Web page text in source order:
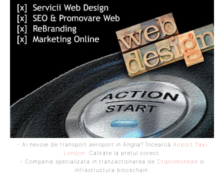
- Ai nevoie de transport aeroport in Anglia? Încearcă Airport Taxi
London . Calitate la prețul corect.
- Companie specializata in tranzactionarea de Criptomonede si
infrastructura blockchain.